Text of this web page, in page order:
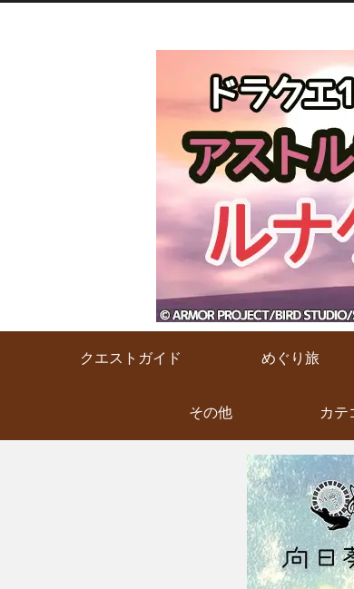
クエストガイド めぐり旅
その他 カテ